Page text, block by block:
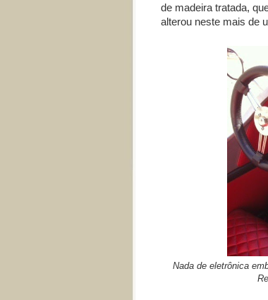
de madeira tratada,
alterou neste mais de
Nada de eletrônica